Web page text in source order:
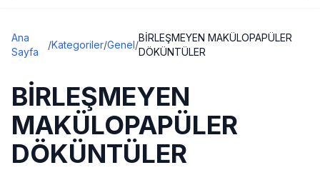
Ana
Sayfa
/Kategoriler/Genel/
BİRLEŞMEYEN MAKÜLOPAPÜLER
DÖKÜNTÜLER
BİRLEŞMEYEN
MAKÜLOPAPÜLER
DÖKÜNTÜLER